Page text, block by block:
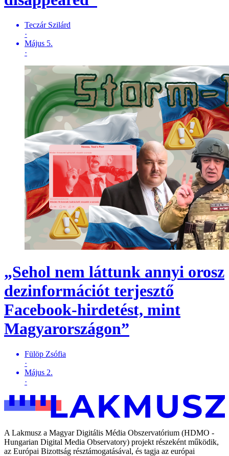
Teczár Szilárd
·
Május 5.
·
„Sehol nem láttunk annyi orosz
dezinformációt terjesztő
Facebook-hirdetést, mint
Magyarországon”
Fülöp Zsófia
·
Május 2.
·
A Lakmusz a Magyar Digitális Média Obszervatórium (HDMO -
Hungarian Digital Media Observatory) projekt részeként működik,
az Európai Bizottság résztámogatásával, és tagja az európai